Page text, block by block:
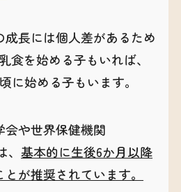
成長には個人差があるため
食を始める子もいれば、
に始める子もいます。
や世界保健機関
、基本的に生後6か月以降
が推奨されています。